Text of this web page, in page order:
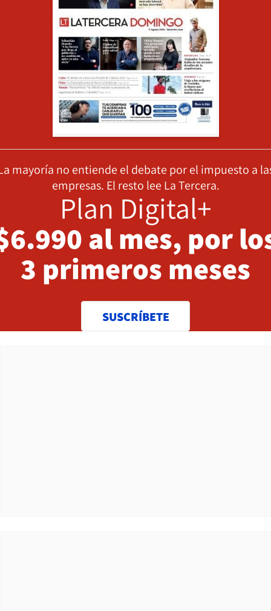
mayoría no entiende el debate por el impuesto a
empresas. El resto lee La Tercera.
Plan Digital+
al mes, por
3 primeros meses
SUSCRÍBETE